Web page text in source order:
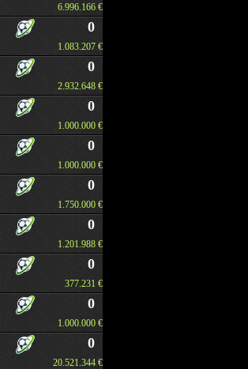
6.996.166 €
0
1.083.207 €
0
2.932.648 €
0
1.000.000 €
0
1.000.000 €
0
1.750.000 €
0
1.201.988 €
0
377.231 €
0
1.000.000 €
0
20.521.344 €